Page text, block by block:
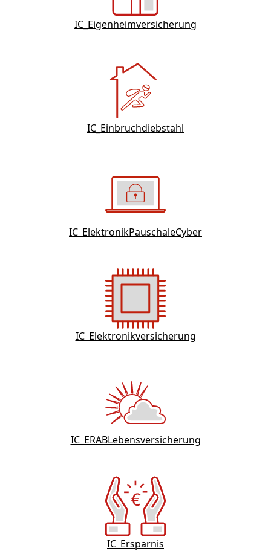
IC_Eigenheimversicherung
IC_Einbruchdiebstahl
IC_ElektronikPauschaleCyber
IC_Elektronikversicherung
IC_ERABLebensversicherung
IC_Ersparnis